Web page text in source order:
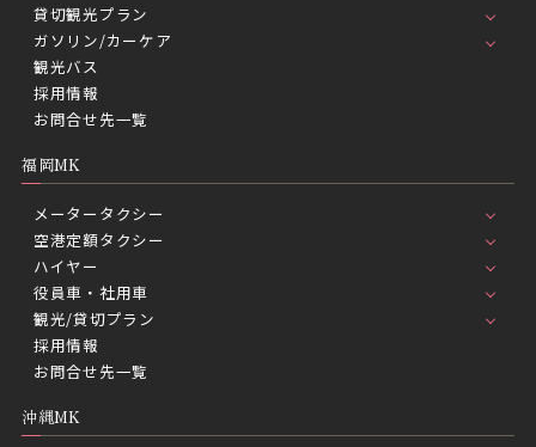
貸切観光プラン
ガソリン/カーケア
観光バス
採用情報
お問合せ先一覧
福岡MK
メータータクシー
空港定額タクシー
ハイヤー
役員車・社用車
観光/貸切プラン
採用情報
お問合せ先一覧
沖縄MK